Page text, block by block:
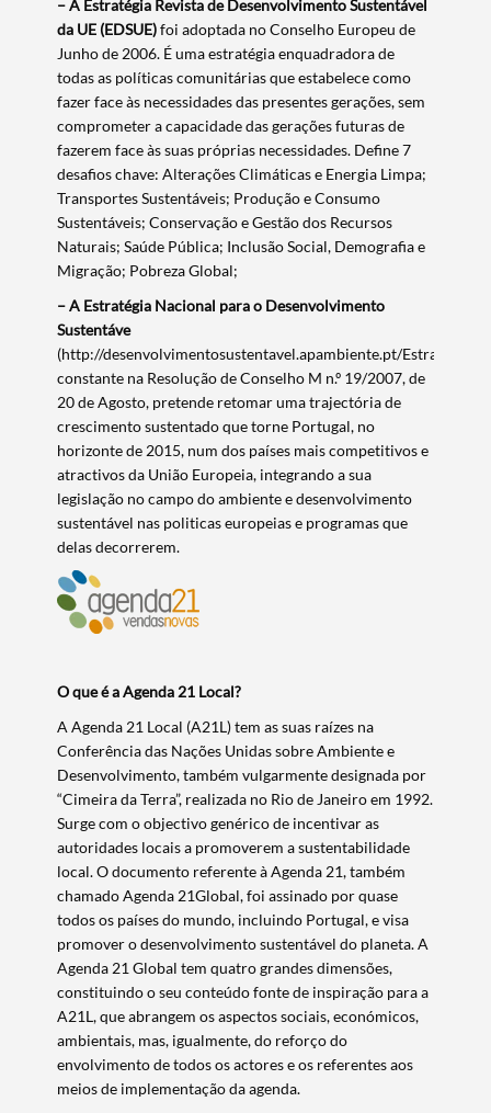
Termo de Pesquisa
Categorias gerais
Filtros
– A Estratégia Revista de Desenvolvimento Sustentável
da UE (EDSUE)foi adoptada no Conselho Europeu de
Junho de 2006. É uma estratégia enquadradora de
todas as políticas comunitárias que estabelece como
fazer face às necessidades das presentes gerações, sem
comprometer a capacidade das gerações futuras de
fazerem face às suas próprias necessidades. Define 7
desafios chave: Alterações Climáticas e Energia Limpa;
Transportes Sustentáveis; Produção e Consumo
Sustentáveis; Conservação e Gestão dos Recursos
Naturais; Saúde Pública; Inclusão Social, Demografia e
Migração; Pobreza Global;
– A Estratégia Nacional para o Desenvolvimento
Sustentáve
(http://desenvolvimentosustentavel.apambiente.pt/
constante na Resolução de Conselho M n.º 19/2007, de
20 de Agosto, pretende retomar uma trajectória de
crescimento sustentado que torne Portugal, no
horizonte de 2015, num dos países mais competitivos e
atractivos da União Europeia, integrando a sua
legislação no campo do ambiente e desenvolvimento
sustentável nas politicas europeias e programas que
delas decorrerem.
O que é a Agenda 21 Local?
A Agenda 21 Local (A21L) tem as suas raízes na
Conferência das Nações Unidas sobre Ambiente e
Desenvolvimento, também vulgarmente designada por
“Cimeira da Terra”, realizada no Rio de Janeiro em 1992.
Surge com o objectivo genérico de incentivar as
autoridades locais a promoverem a sustentabilidade
local. O documento referente à Agenda 21, também
chamado Agenda 21Global, foi assinado por quase
todos os países do mundo, incluindo Portugal, e visa
promover o desenvolvimento sustentável do planeta. A
Agenda 21 Global tem quatro grandes dimensões,
constituindo o seu conteúdo fonte de inspiração para a
A21L, que abrangem os aspectos sociais, económicos,
ambientais, mas, igualmente, do reforço do
envolvimento de todos os actores e os referentes aos
meios de implementação da agenda.